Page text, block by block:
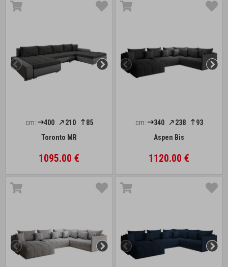
cm: 400 210
85
Toronto MR
1095.00 €
cm: 340 238
93
Aspen Bis
1120.00 €